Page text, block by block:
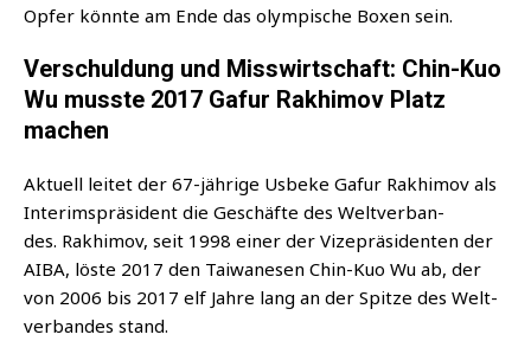
Opfer könn­te am Ende das olym­pi­sche Boxen sein.
Verschuldung und Misswirtschaft: Chin-Kuo
Wu musste 2017 Gafur Rakhimov Platz
machen
Aktu­ell lei­tet der 67-jäh­ri­ge Usbe­ke Gaf­ur Rak­hi­mov als
Inte­rims­prä­si­dent die Geschäf­te des Welt­ver­ban­
des. Rak­hi­mov, seit 1998 einer der Vize­prä­si­den­ten der
AIBA, lös­te 2017 den Tai­wa­ne­sen Chin-Kuo Wu ab, der
von 2006 bis 2017 elf Jah­re lang an der Spit­ze des Welt­
ver­ban­des stand.